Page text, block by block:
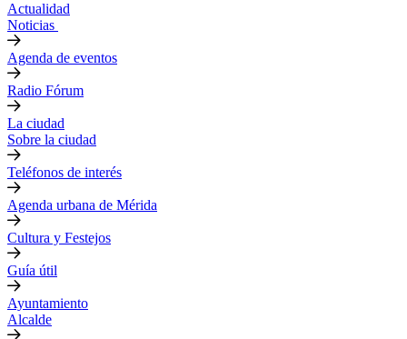
Actualidad
Noticias
Agenda de eventos
Radio Fórum
La ciudad
Sobre la ciudad
Teléfonos de interés
Agenda urbana de Mérida
Cultura y Festejos
Guía útil
Ayuntamiento
Alcalde